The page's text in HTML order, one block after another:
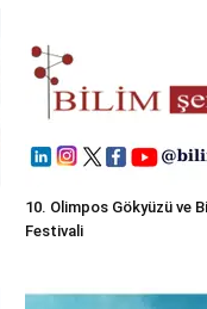
10. Olimpos Gökyüzü ve
Festivali